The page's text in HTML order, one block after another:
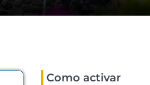
Como activar